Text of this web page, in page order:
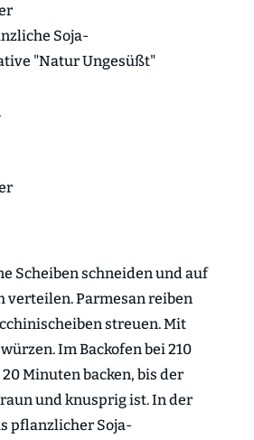
Soja-
"Natur Ungesüßt"
Scheiben schneiden und auf
verteilen. Parmesan reiben
streuen. Mit
Im Backofen bei 210
20 Minuten backen, bis der
und knusprig ist. In der
pflanzlicher Soja-